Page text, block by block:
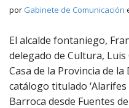
por Gabinete de Comunicación
El alcalde fontaniego,
delegado de Cultura,
Casa de la Provincia de
catálogo titulado
Barroca desde Fuentes